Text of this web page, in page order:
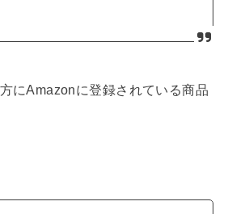
にAmazonに登録されている商品